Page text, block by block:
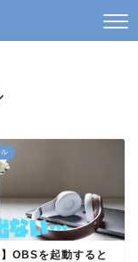
】OBSを起動すると